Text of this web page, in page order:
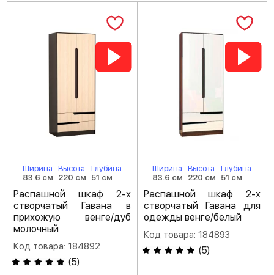
Ширина
83.6 см
Высота
220 см
Глубина
51 см
Распашной шкаф 2-х
створчатый Гавана в
прихожую венге/дуб
молочный
Код товара: 184892
(5)
Ширина
83.6 см
Высота
220 см
Глубина
51 см
Распашной шкаф 2-х
створчатый Гавана для
одежды венге/белый
Код товара: 184893
(5)